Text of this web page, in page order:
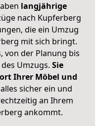
langjährige
nach Kupferberg
die ein Umzug
mit sich bringt.
von der Planung bis
Umzugs. Sie
Ihrer Möbel und
sicher ein und
an Ihrem
ankommt.